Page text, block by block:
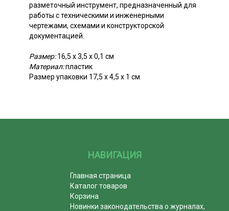
разметочный инструмент, предназначенный для
работы с техническими и инженерными
чертежами, схемами и конструкторской
документацией.
Размер:16,5 х 3,5 х 0,1 см
Материал:пластик
Размер упаковки 17,5 х 4,5 х 1 см
НАВИГАЦИЯ
Главная страница
Каталог товаров
Корзина
Новинки законодательства о журналах,